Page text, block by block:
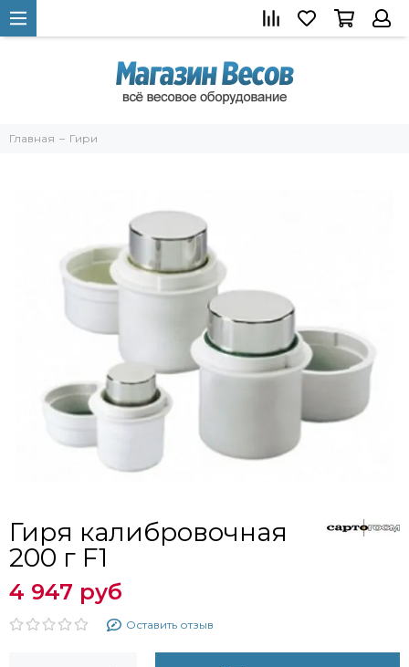
Главная Гири
Гиря калибровочная
200 г F1
4 947 руб
Оставить отзыв